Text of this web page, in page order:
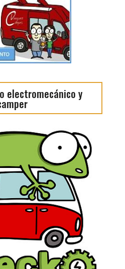
electromecánico y